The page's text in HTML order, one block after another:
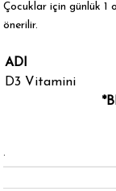
Çocuklar için günlük 1
önerilir.
ADI
D3 Vitamini
.